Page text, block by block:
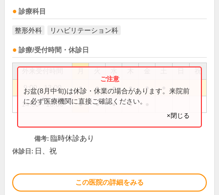
診療科目
整形外科 リハビリテーション科
診療/受付時間・休診日
祝
9:00～13:00 ● ● ● ● ●
14:00～18:00 ● ● ● ●
お盆(8月中旬)は休診・休業の場合があります。来院前
に必ず医療機関に直接ご確認ください。
×閉じる
備考: 臨時休診あり
休診日: 日、祝
この医院の詳細をみる